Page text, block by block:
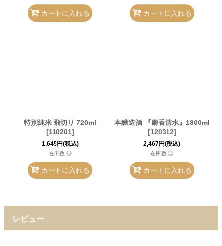
カートに入れる カートに入れる
特別純米 飛切り 720ml
[110201]
1,645円(税込)
在庫数 ◎
カートに入れる
本醸造酒 『麝香清水』1800ml
[120312]
2,467円(税込)
在庫数 ◎
カートに入れる
レビュー